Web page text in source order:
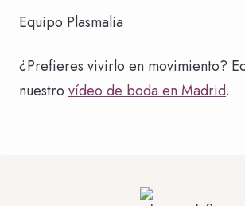
Equipo Plasmalia
¿Prefieres vivirlo en movimiento?
nuestro vídeo de boda en Madrid.